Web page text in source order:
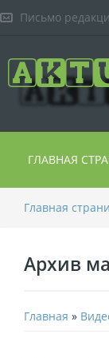
Письмо
ГЛАВНАЯ
Главная
Архив
Главная »